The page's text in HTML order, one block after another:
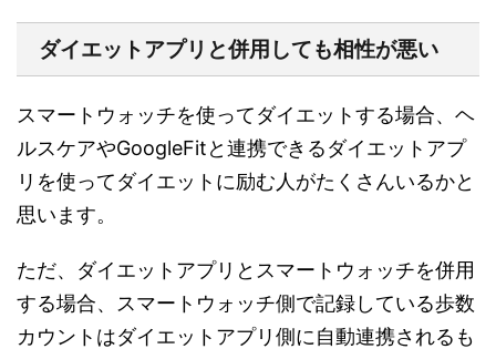
ダイエットアプリと併用しても相性が悪い
スマートウォッチを使ってダイエットする場合、ヘ
ルスケアやGoogleFitと連携できるダイエットアプ
リを使ってダイエットに励む人がたくさんいるかと
思います。
ただ、ダイエットアプリとスマートウォッチを併用
する場合、スマートウォッチ側で記録している歩数
カウントはダイエットアプリ側に自動連携されるも